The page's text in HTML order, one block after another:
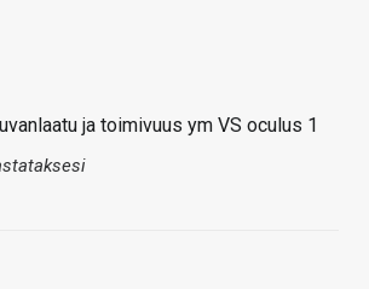
ja toimivuus ym VS oculus 1